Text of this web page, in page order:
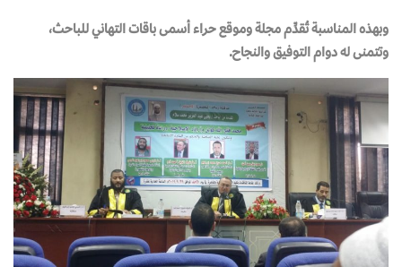
وبهذه المناسبة تُقدِّم مجلة وموقع حراء أسمى باقات التهاني للباحث،
وتتمنى له دوام التوفيق والنجاح.